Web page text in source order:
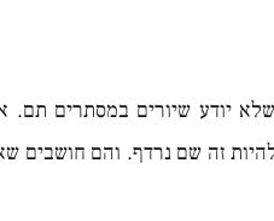
יודע שיורים במסתרים תם.
זה שם נרדף. והם חושבים